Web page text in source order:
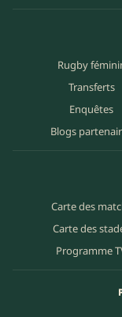
Rugby
Transferts
Enquêtes
Blogs
Carte des
Carte des
Programme